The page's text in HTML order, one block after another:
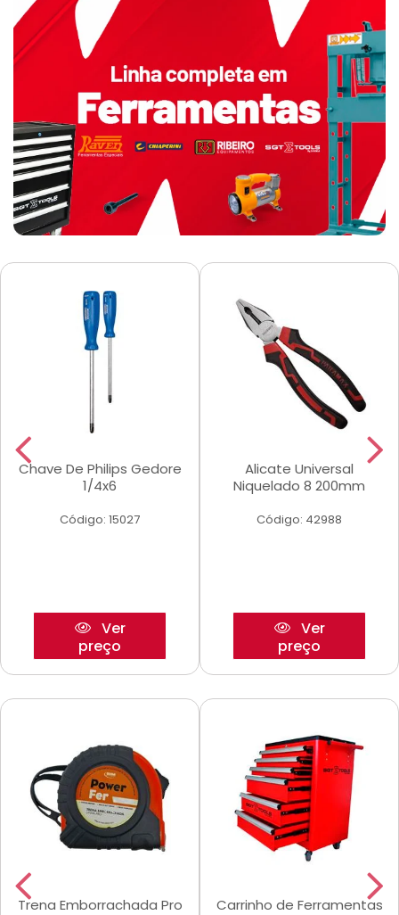
Chave De Philips Gedore
1/4x6
Código: 15027
Ver
preço
Alicate Universal
Niquelado 8 200mm
Código: 42988
Ver
preço
Trena Emborrachada Pro
Carrinho de Ferramentas